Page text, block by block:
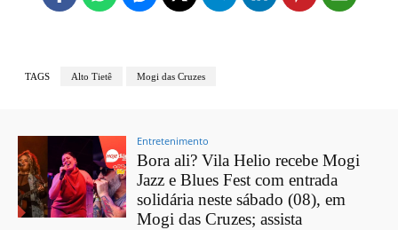
TAGS Alto Tietê Mogi das Cruzes
Entretenimento
Bora ali? Vila Helio recebe Mogi
Jazz e Blues Fest com entrada
solidária neste sábado (08), em
Mogi das Cruzes; assista